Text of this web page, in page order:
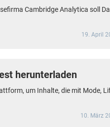
Cambridge Analytica soll
19. April
herunterladen
um Inhalte, die mit Mode,
10. März